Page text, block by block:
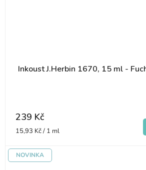
Inkoust J.Herbin 1670, 15 ml -
239 Kč
Měrná
15,93 Kč / 1 ml
NOVINKA